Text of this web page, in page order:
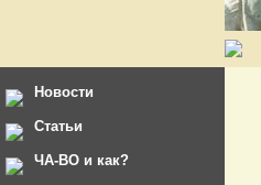
Новости
Статьи
ЧА-ВО и как?